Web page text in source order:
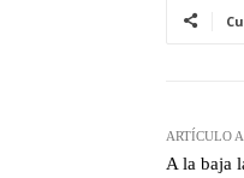
ARTÍCULO
A la baja